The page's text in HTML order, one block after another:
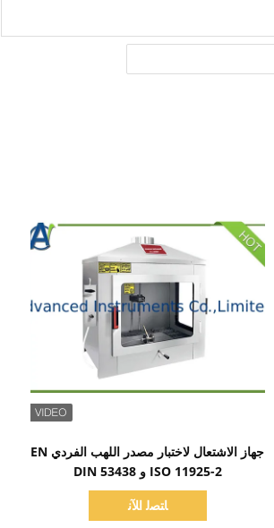
جهاز الاشتعال لاختبار مصدر اللهب الفردي EN
ISO 11925-2 و DIN 53438
ﺎﺘﺼﻟ ﺍﻶﻧ